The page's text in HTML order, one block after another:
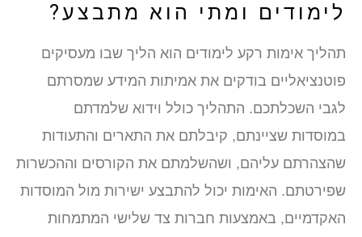
ומתי הוא מתבצע?
אימות רקע לימודים הוא הליך שבו מעסיקים
בודקים את אמיתות המידע שמסרתם
השכלתכם. התהליך כולל וידוא שלמדתם
שציינתם, קיבלתם את התארים והתעודות
עליהם, ושהשלמתם את הקורסים וההכשרות
האימות יכול להתבצע ישירות מול המוסדות
באמצעות חברות צד שלישי המתמחות